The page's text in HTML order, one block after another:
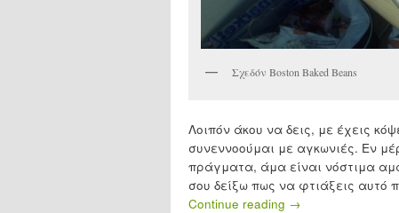
Σχεδόν Boston Baked Beans
Λοιπόν άκου να δεις, με έχεις
συνεννοούμαι με αγκωνιές. Εν
πράγματα, άμα είναι νόστιμα
σου δείξω πως να φτιάξεις αυτό
Continue reading →